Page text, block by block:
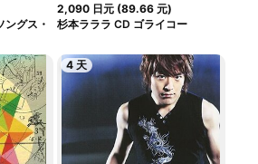
グス・
2,090 日元 (89.66 元)
杉本ラララ CD ゴライコー
4 天